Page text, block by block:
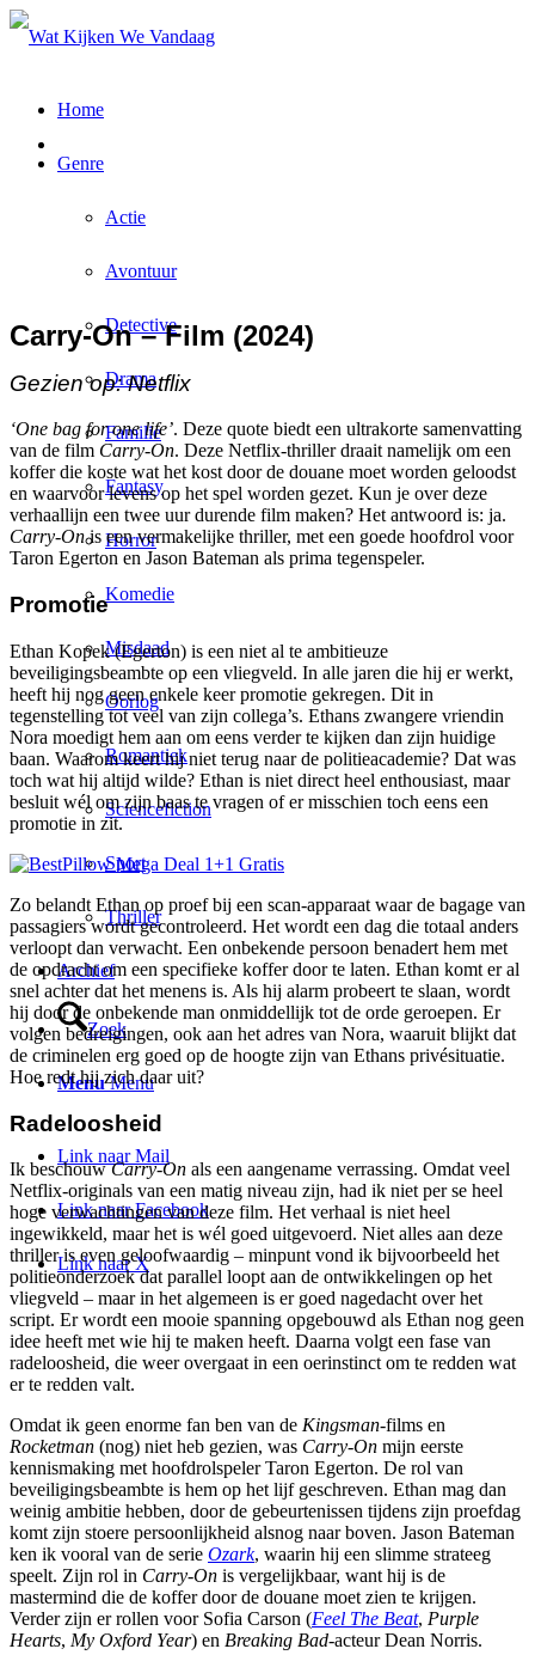
Home
Genre
Actie
Avontuur
Detective
Drama
Familie
Fantasy
Horror
Komedie
Misdaad
Oorlog
Romantiek
Sciencefiction
Sport
Thriller
Archief
Zoek
Menu Menu
Link naar Mail
Link naar Facebook
Link naar X
Carry-On – Film (2024)
Gezien op: Netflix
‘One bag for one life’. Deze quote biedt een ultrakorte samenvatting
van de film Carry-On. Deze Netflix-thriller draait namelijk om een
koffer die koste wat het kost door de douane moet worden geloodst
en waarvoor levens op het spel worden gezet. Kun je over deze
verhaallijn een twee uur durende film maken? Het antwoord is: ja.
Carry-Onis een vermakelijke thriller, met een goede hoofdrol voor
Taron Egerton en Jason Bateman als prima tegenspeler.
Promotie
Ethan Kopek (Egerton) is een niet al te ambitieuze
beveiligingsbeambte op een vliegveld. In alle jaren die hij er werkt,
heeft hij nog geen enkele keer promotie gekregen. Dit in
tegenstelling tot veel van zijn collega’s. Ethans zwangere vriendin
Nora moedigt hem aan om eens verder te kijken dan zijn huidige
baan. Waarom keert hij niet terug naar de politieacademie? Dat was
toch wat hij altijd wilde? Ethan is niet direct heel enthousiast, maar
besluit wél om zijn baas te vragen of er misschien toch eens een
promotie in zit.
Zo belandt Ethan op proef bij een scan-apparaat waar de bagage van
passagiers wordt gecontroleerd. Het wordt een dag die totaal anders
verloopt dan verwacht. Een onbekende persoon benadert hem met
de opdracht om een specifieke koffer door te laten. Ethan komt er al
snel achter dat het menens is. Als hij alarm probeert te slaan, wordt
hij door de onbekende man onmiddellijk tot de orde geroepen. Er
volgen bedreigingen, ook aan het adres van Nora, waaruit blijkt dat
de criminelen erg goed op de hoogte zijn van Ethans privésituatie.
Hoe redt hij zich daar uit?
Radeloosheid
Ik beschouwCarry-On als een aangename verrassing. Omdat veel
Netflix-originals van een matig niveau zijn, had ik niet per se heel
hoge verwachtingen van deze film. Het verhaal is niet heel
ingewikkeld, maar het is wél goed uitgevoerd. Niet alles aan deze
thriller is even geloofwaardig – minpunt vond ik bijvoorbeeld het
politieonderzoek dat parallel loopt aan de ontwikkelingen op het
vliegveld – maar in het algemeen is er goed nagedacht over het
script. Er wordt een mooie spanning opgebouwd als Ethan nog geen
idee heeft met wie hij te maken heeft. Daarna volgt een fase van
radeloosheid, die weer overgaat in een oerinstinct om te redden wat
er te redden valt.
Omdat ik geen enorme fan ben van de Kingsman-films en
Rocketman (nog) niet heb gezien, was Carry-On mijn eerste
kennismaking met hoofdrolspeler Taron Egerton. De rol van
beveiligingsbeambte is hem op het lijf geschreven. Ethan mag dan
weinig ambitie hebben, door de gebeurtenissen tijdens zijn proefdag
komt zijn stoere persoonlijkheid alsnog naar boven. Jason Bateman
ken ik vooral van de serie Ozark, waarin hij een slimme strateeg
speelt. Zijn rol in Carry-On is vergelijkbaar, want hij is de
mastermind die de koffer door de douane moet zien te krijgen.
Verder zijn er rollen voor Sofia Carson (Feel The Beat, Purple
Hearts, My Oxford Year) en Breaking Bad-acteur Dean Norris.